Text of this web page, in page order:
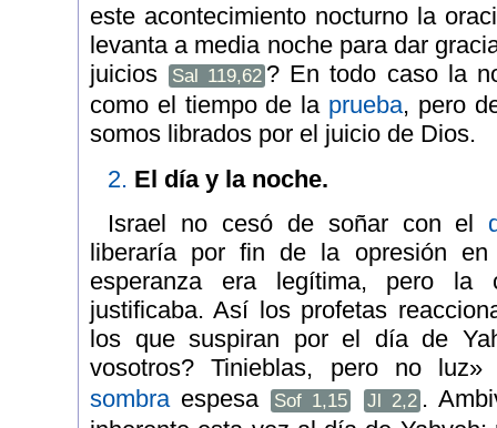
este acontecimiento nocturno la
levanta a media noche para dar
juicios
Sal 119,62 ? En todo caso la
como el tiempo de la prueba, pero
somos librados por el juicio de Dios.
2. El día y la noche.
Israel no cesó de soñar con el
liberaría por fin de la opresión
esperanza era legítima, pero la
justificaba. Así los profetas
los que suspiran por el día de
vosotros? Tinieblas, pero no
sombraespesa Sof 1,15 Jl 2,2 .